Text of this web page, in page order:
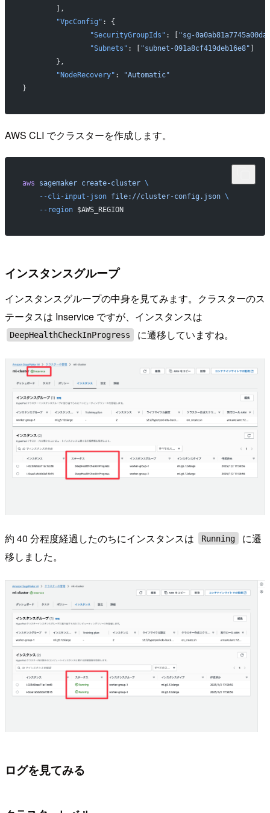
	],
	"VpcConfig"
: {
		"SecurityGroupIds"
: [ "sg-
		"Subnets"
: [ "subnet-091a8cf419deb16e8" ]
	},
	"NodeRecovery"
:
"Automatic"
}
AWS CLI でクラスターを作成します。
aws sagemaker create-cluster \
    --cli-input-json
file://cluster-config.json \
    --region
$AWS_REGION
インスタンスグループ
インスタンスグループの中身を見てみます。クラスターのス
テータスは Inservice ですが、インスタンスは
DeepHealthCheckInProgress に遷移していますね。
約 40 分程度経過したのちにインスタンスは Running
に遷
移しました。
ログを見てみる